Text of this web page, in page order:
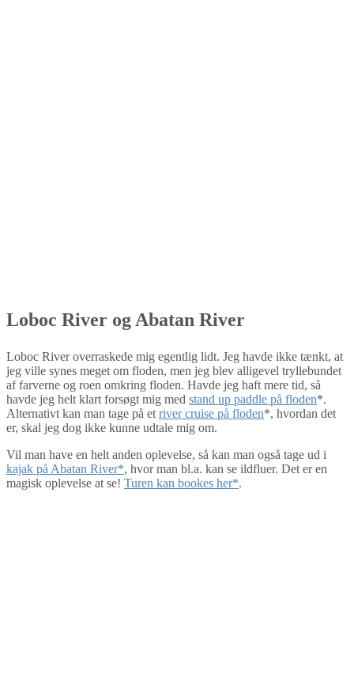
Loboc River og Abatan River
Loboc River overraskede mig egentlig lidt. Jeg havde ikke tænkt, at
jeg ville synes meget om floden, men jeg blev alligevel tryllebundet
af farverne og roen omkring floden. Havde jeg haft mere tid, så
havde jeg helt klart forsøgt mig med stand up paddle på floden*.
Alternativt kan man tage på et river cruise på floden*, hvordan det
er, skal jeg dog ikke kunne udtale mig om.
Vil man have en helt anden oplevelse, så kan man også tage ud i
kajak på Abatan River*, hvor man bl.a. kan se ildfluer. Det er en
magisk oplevelse at se! Turen kan bookes her*.